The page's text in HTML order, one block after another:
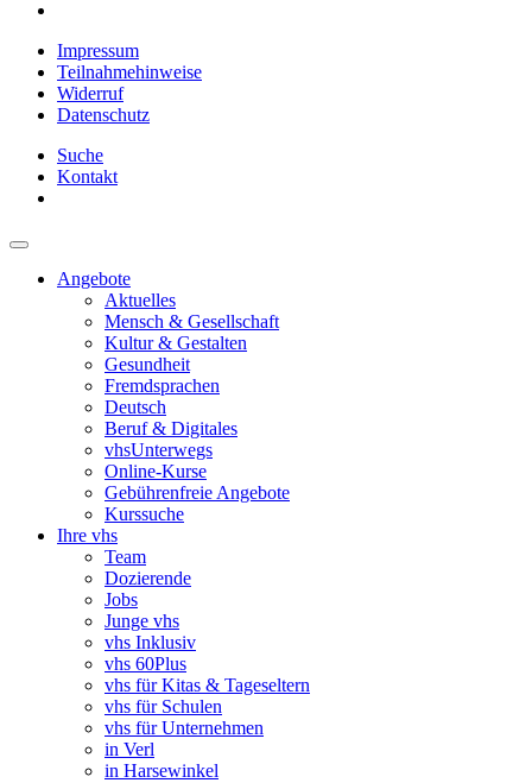
Impressum
Teilnahmehinweise
Widerruf
Datenschutz
Suche
Kontakt
Angebote
Aktuelles
Mensch & Gesellschaft
Kultur & Gestalten
Gesundheit
Fremdsprachen
Deutsch
Beruf & Digitales
vhsUnterwegs
Online-Kurse
Gebührenfreie Angebote
Kurssuche
Ihre vhs
Team
Dozierende
Jobs
Junge vhs
vhs Inklusiv
vhs 60Plus
vhs für Kitas & Tageseltern
vhs für Schulen
vhs für Unternehmen
in Verl
in Harsewinkel